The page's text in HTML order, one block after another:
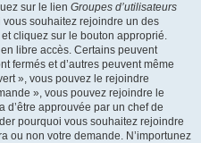
sur le lien Groupes d’utilisateurs
vous souhaitez rejoindre un des
cliquez sur le bouton approprié.
libre accès. Certains peuvent
fermés et d’autres peuvent même
», vous pouvez le rejoindre
», vous pouvez rejoindre le
d’être approuvée par un chef de
pourquoi vous souhaitez rejoindre
ou non votre demande. N’importunez